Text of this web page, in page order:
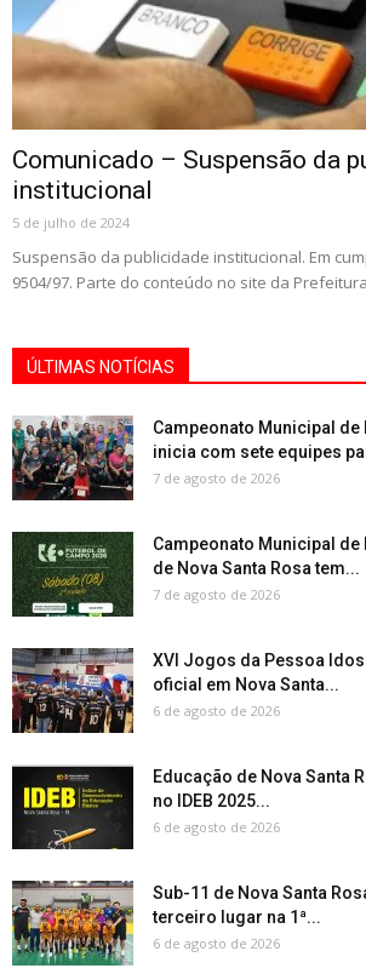
Comunicado – Suspensão da
institucional
5 de julho de 2024
Suspensão da publicidade institucional. Em
9504/97. Parte do conteúdo no site da
ÚLTIMAS NOTÍCIAS
Campeonato Municipal
inicia com sete equipes
7 de agosto de 2026
Campeonato Municipal de
de Nova Santa Rosa tem...
7 de agosto de 2026
XVI Jogos da Pessoa
oficial em Nova Santa...
6 de agosto de 2026
Educação de Nova Santa
no IDEB 2025...
6 de agosto de 2026
Sub-11 de Nova Santa
terceiro lugar na 1ª...
6 de agosto de 2026